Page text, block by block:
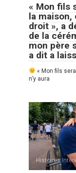
« Mon fils
la maison,
droit », a
de la
mon père
a dit a
« Mon fils
n’y aura
Histoires